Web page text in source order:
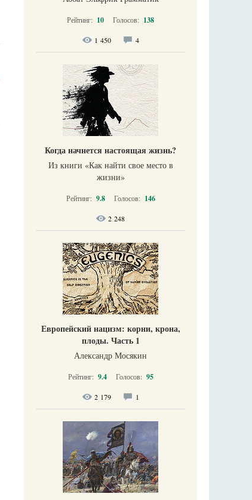
Рейтинг: 10 Голосов: 138
1 450 4
Когда начнется настоящая жизнь?
Из книги «Как найти свое место в
жизни​»
Рейтинг: 9.8 Голосов: 146
2 248
Европейский нацизм: корни, крона,
плоды. Часть 1
Александр Мосякин
Рейтинг: 9.4 Голосов: 95
2 179 1